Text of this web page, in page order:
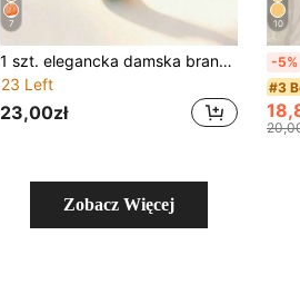
7
1 szt. elegancka damska bransoletka sztywna z PU z personalizowaną złotą literą, modny wykwintny prezent dla dziewczyny
23 Left
23,00zł
10
-5%
#3
Zobacz Więcej